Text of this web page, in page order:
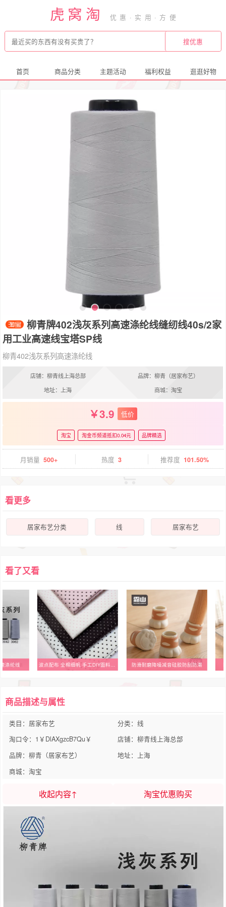
虎窝淘
首页 商品分类 主题活动 福利权益 逛逛好物
柳青牌402浅灰系列高速涤纶线缝纫线40s/2家
用工业高速线宝塔SP线
柳青402浅灰系列高速涤纶线
店铺：柳青线上海总部
品牌：柳青（居家布艺）
地址：上海
商城：淘宝
3.9 低价
淘宝 淘金币频道抵扣0.04元 品牌精选
月销量 500+ 热度 3 推荐度 101.50%
看更多
居家布艺分类 线 居家布艺
看了又看
涤纶线 波点配布 全棉细帆 手工DIY面料 满百88元包邮 防滑耐磨降噪减音硅胶防刮防潮
商品描述与属性
类目：居家布艺
分类：线
淘口令：1￥DlAXgzcB7Qu￥
店铺：柳青线上海总部
品牌：柳青（居家布艺）
地址：上海
商城：淘宝
收起内容↑ 淘宝优惠购买